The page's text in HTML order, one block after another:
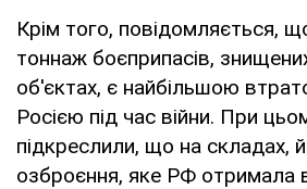
Крім того, повідомляється,
тоннаж боєприпасів,
об'єктах, є найбільшою
Росією під час війни. При
підкреслили, що на складах,
озброєння, яке РФ отримала